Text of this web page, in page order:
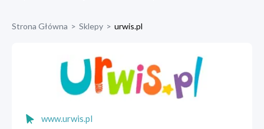
Strona Główna > Sklepy > urwis.pl
www.urwis.pl